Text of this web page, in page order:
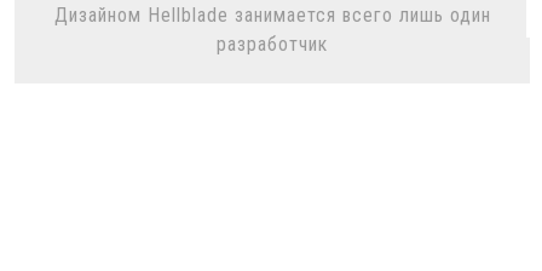
Дизайном Hellblade занимается всего лишь один
разработчик